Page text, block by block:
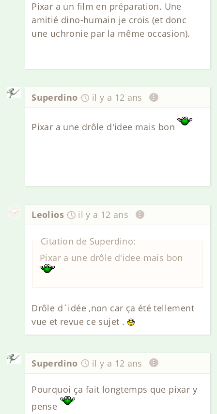
Pixar a un film en préparation. Une
amitié dino-humain je crois (et donc
une uchronie par la même occasion).
Superdino il y a 12 ans
Pixar a une drôle d'idee mais bon
Leolios il y a 12 ans
Citation de Superdino:
Pixar a une drôle d'idee mais bon
Drôle d`idée ,non car ça été tellement
vue et revue ce sujet .
Superdino il y a 12 ans
Pourquoi ça fait longtemps que pixar y
pense